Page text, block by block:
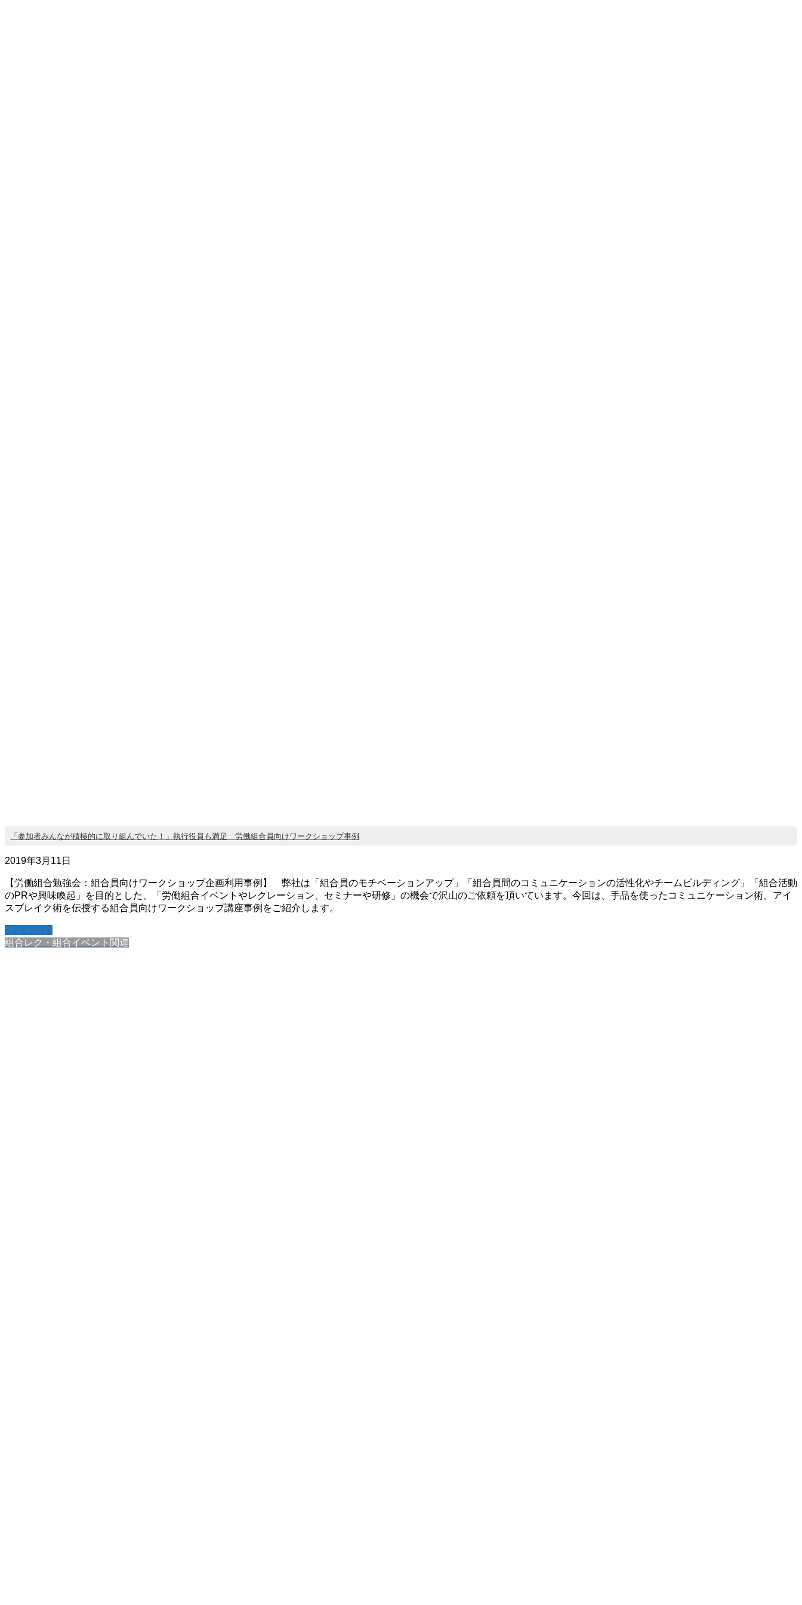
「参加者みんなが積極的に取り組んでいた！」執行役員も満足 労働組合員向けワークショップ事例
2019年3月11日
【労働組合勉強会：組合員向けワークショップ企画利用事例】 弊社は「組合員のモチベーションアップ」「組合員間のコミュニケーションの活性化やチームビルディング」「組合活動
のPRや興味喚起」を目的とした、「労働組合イベントやレクレーション、セミナーや研修」の機会で沢山のご依頼を頂いています。今回は、手品を使ったコミュニケーション術、アイ
スブレイク術を伝授する組合員向けワークショップ講座事例をご紹介します。
組合レク・組合イベント関連